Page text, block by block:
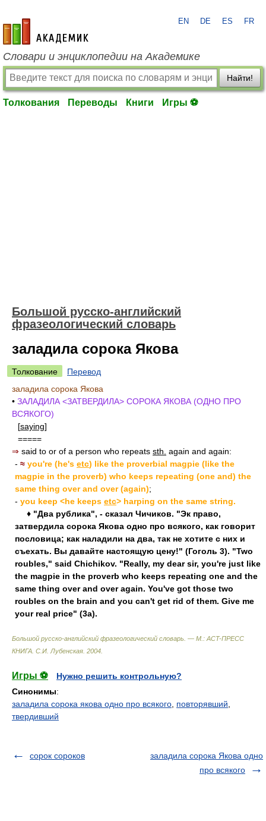
academic.ru
EN DE ES FR
Словари и энциклопедии на Академике
Найти!
Толкования Переводы Книги Игры ⚽
Большой русско-английский
фразеологический словарь
заладила сорока Якова
Толкование
Перевод
заладила сорока Якова
• ЗАЛАДИЛА <ЗАТВЕРДИЛА> СОРОКА ЯКОВА (ОДНО ПРО
ВСЯКОГО)
[saying]
=====
⇒ said to or of a person who repeats sth. again and again:
- ≈ you're (he's etc) like the proverbial magpie (like the
magpie in the proverb) who keeps repeating (one and) the
same thing over and over (again);
- you keep <he keeps etc> harping on the same string.
♦ "Два рублика", - сказал Чичиков. "Эк право,
затвердила сорока Якова одно про всякого, как говорит
пословица; как наладили на два, так не хотите с них и
съехать. Вы давайте настоящую цену!" (Гоголь 3). "Two
roubles," said Chichikov. "Really, my dear sir, you're just like
the magpie in the proverb who keeps repeating one and the
same thing over and over again. You've got those two
roubles on the brain and you can't get rid of them. Give me
your real price" (3a).
Большой русско-английский фразеологический словарь. — М.: ACT-ПРЕСС
КНИГА С.И. Лубенская 2004
Игры ⚽
Нужно решить контрольную?
Синонимы:
заладила сорока якова одно про всякого повторявший
твердивший
сорок сороков
заладила сорока Якова одно
про всякого